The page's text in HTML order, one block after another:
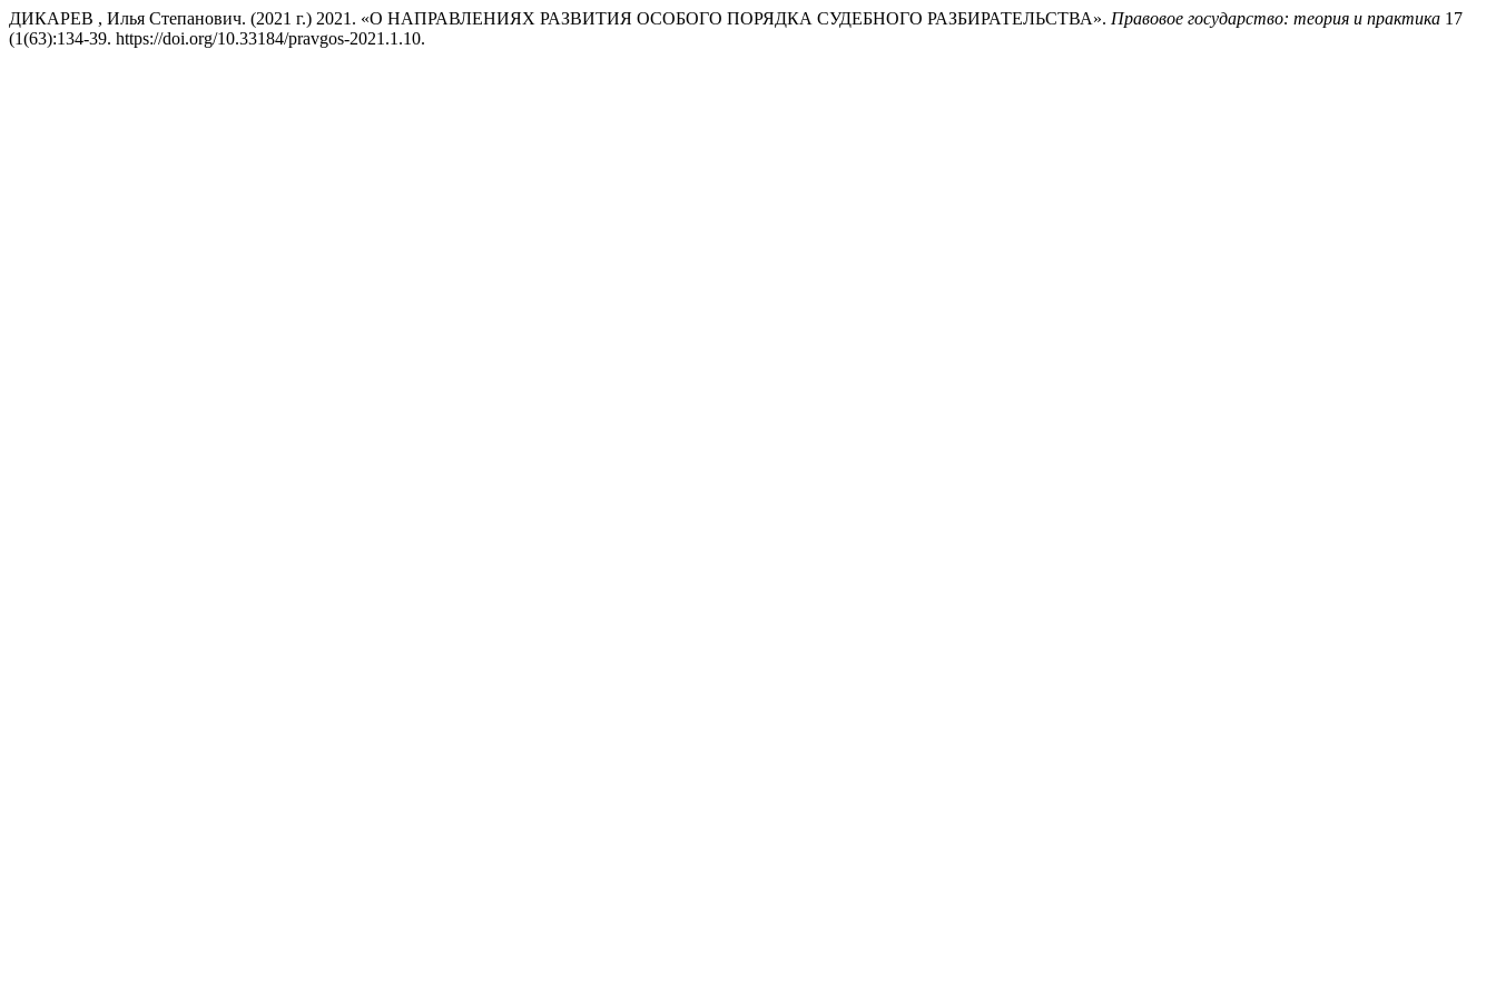
ДИКАРЕВ , Илья Степанович. (2021 г.) 2021. «О НАПРАВЛЕНИЯХ РАЗВИТИЯ ОСОБОГО ПОРЯДКА СУДЕБНОГО РАЗБИРАТЕЛЬСТВА». Правовое государство: теория и практика 17
(1(63):134-39. https://doi.org/10.33184/pravgos-2021.1.10.